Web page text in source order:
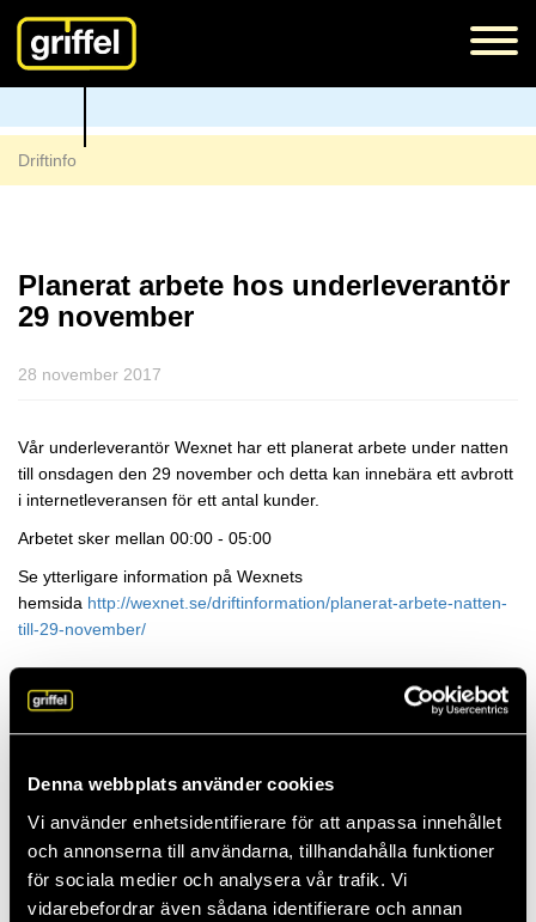
Denna webbplats använder cookies
Vi använder enhetsidentifierare för att anpassa innehållet
och annonserna till användarna, tillhandahålla funktioner
för sociala medier och analysera vår trafik. Vi
vidarebefordrar även sådana identifierare och annan
Driftinfo
Planerat arbete hos underleverantör
29 november
28 november 2017
Vår underleverantör Wexnet har ett planerat arbete under natten
till onsdagen den 29 november och detta kan innebära ett avbrott
i internetleveransen för ett antal kunder.
Arbetet sker mellan 00:00 - 05:00
Se ytterligare information på Wexnets
hemsida http://wexnet.se/driftinformation/planerat-arbete-natten-
till-29-november/
Arkiv
2025